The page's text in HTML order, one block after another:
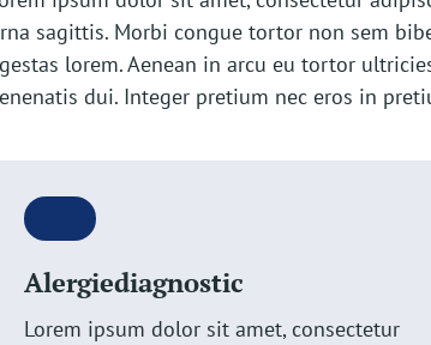
sagittis. Morbi congue tortor non sem
lorem. Aenean in arcu eu tortor
dui. Integer pretium nec eros in
Alergiediagnostic
Lorem ipsum dolor sit amet, consectetur